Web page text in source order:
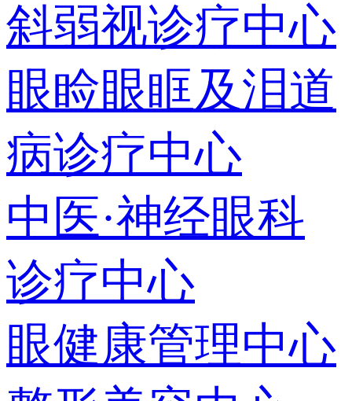
斜弱视诊疗中心
眼睑眼眶及泪道
病诊疗中心
中医·神经眼科
诊疗中心
眼健康管理中心